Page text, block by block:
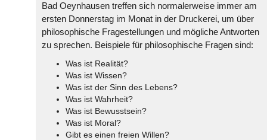
Bad Oeynhausen treffen sich normalerweise immer am
ersten Donnerstag im Monat in der Druckerei, um über
philosophische Fragestellungen und mögliche Antworten
zu sprechen. Beispiele für philosophische Fragen sind:
Was ist Realität?
Was ist Wissen?
Was ist der Sinn des Lebens?
Was ist Wahrheit?
Was ist Bewusstsein?
Was ist Moral?
Gibt es einen freien Willen?